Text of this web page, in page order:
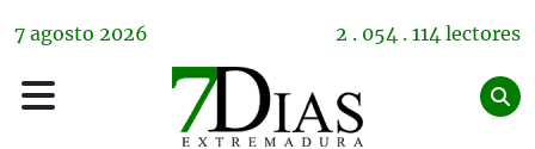
7 agosto 2026 2 . 054 . 114 lectores